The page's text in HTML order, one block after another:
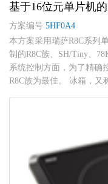
基于16位元单片机
方案编号 5HF0A4
本方案采用瑞萨R8C系列
制的R8C族、SH/Tiny、
系统控制方面，为了精确
R8C族为最佳。 冰箱，又